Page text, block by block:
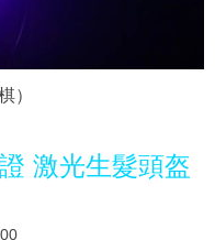
）
激光生髮頭盔